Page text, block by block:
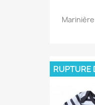
RUPTURE